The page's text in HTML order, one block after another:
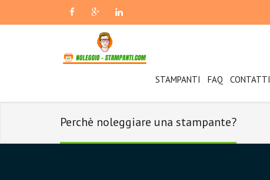
STAMPANTI FAQ CONTATTI
Perchè noleggiare una stampante?